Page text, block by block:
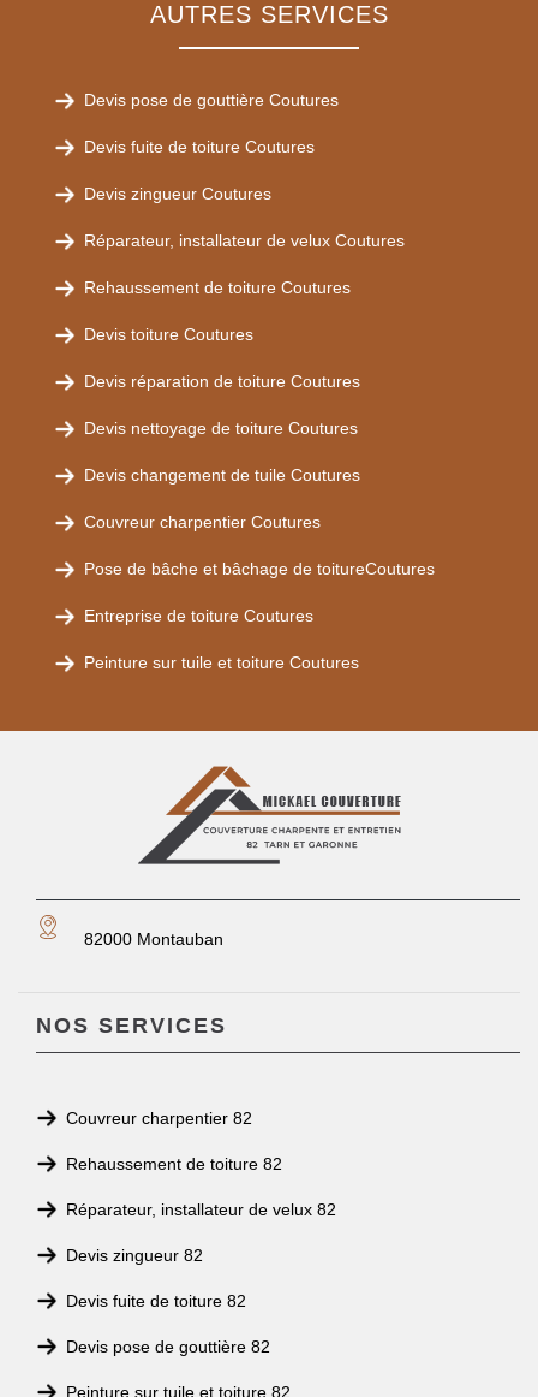
AUTRES SERVICES
Devis pose de gouttière Coutures
Devis fuite de toiture Coutures
Devis zingueur Coutures
Réparateur, installateur de velux Coutures
Rehaussement de toiture Coutures
Devis toiture Coutures
Devis réparation de toiture Coutures
Devis nettoyage de toiture Coutures
Devis changement de tuile Coutures
Couvreur charpentier Coutures
Pose de bâche et bâchage de toitureCoutures
Entreprise de toiture Coutures
Peinture sur tuile et toiture Coutures
82000 Montauban
NOS SERVICES
Couvreur charpentier 82
Rehaussement de toiture 82
Réparateur, installateur de velux 82
Devis zingueur 82
Devis fuite de toiture 82
Devis pose de gouttière 82
Peinture sur tuile et toiture 82